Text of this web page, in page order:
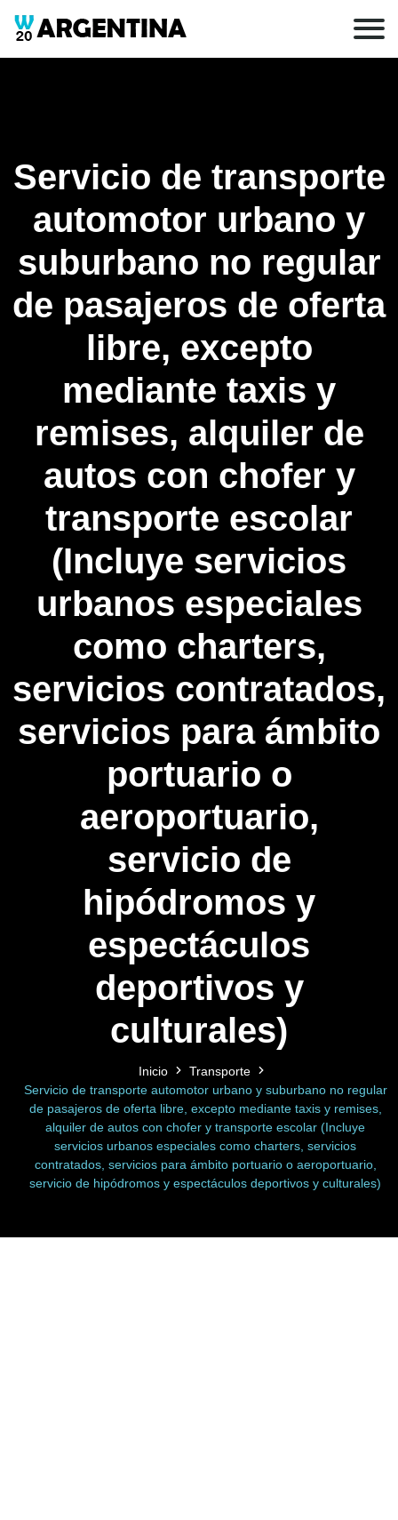
Servicio de transporte
automotor urbano y
suburbano no regular
de pasajeros de oferta
libre, excepto
mediante taxis y
remises, alquiler de
autos con chofer y
transporte escolar
(Incluye servicios
urbanos especiales
como charters,
servicios contratados,
servicios para ámbito
portuario o
aeroportuario,
servicio de
hipódromos y
espectáculos
deportivos y
culturales)
Inicio
Transporte
Servicio de transporte automotor urbano y suburbano no regular
de pasajeros de oferta libre, excepto mediante taxis y remises,
alquiler de autos con chofer y transporte escolar (Incluye
servicios urbanos especiales como charters, servicios
contratados, servicios para ámbito portuario o aeroportuario,
servicio de hipódromos y espectáculos deportivos y culturales)